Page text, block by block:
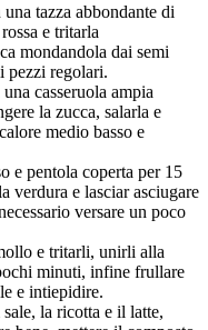
tazza abbondante di
e tritarla
mondandola dai semi
pezzi regolari.
casseruola ampia
la zucca, salarla e
medio basso e
e pentola coperta per 15
verdura e lasciar asciugare
versare un poco
e tritarli, unirli alla
minuti, infine frullare
e intiepidire.
la ricotta e il latte,